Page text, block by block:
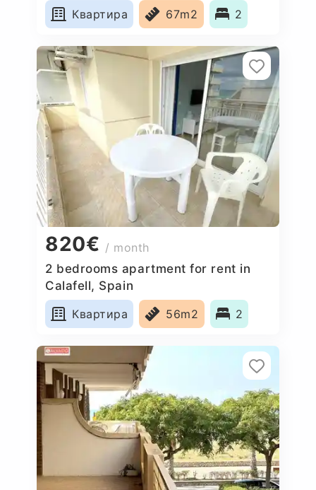
Квартира
67m2 2
820€ / month
2 bedrooms apartment for rent in
Calafell, Spain
Квартира
56m2 2